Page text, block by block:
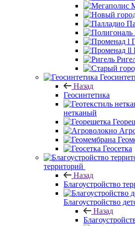
Назад
Геосинтетика
нетканый
Геосетка
территорий
Назад
Благоустройство
Благоустройство
Назад